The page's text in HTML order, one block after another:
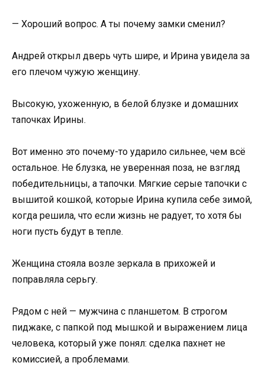
— Хороший вопрос. А ты почему замки сменил?
Андрей открыл дверь чуть шире, и Ирина увидела за
его плечом чужую женщину.
Высокую, ухоженную, в белой блузке и домашних
тапочках Ирины.
Вот именно это почему-то ударило сильнее, чем всё
остальное. Не блузка, не уверенная поза, не взгляд
победительницы, а тапочки. Мягкие серые тапочки с
вышитой кошкой, которые Ирина купила себе зимой,
когда решила, что если жизнь не радует, то хотя бы
ноги пусть будут в тепле.
Женщина стояла возле зеркала в прихожей и
поправляла серьгу.
Рядом с ней — мужчина с планшетом. В строгом
пиджаке, с папкой под мышкой и выражением лица
человека, который уже понял: сделка пахнет не
комиссией, а проблемами.